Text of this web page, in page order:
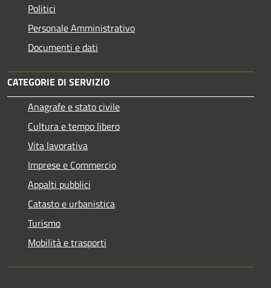
Politici
Personale Amministrativo
Documenti e dati
CATEGORIE DI SERVIZIO
Anagrafe e stato civile
Cultura e tempo libero
Vita lavorativa
Imprese e Commercio
Appalti pubblici
Catasto e urbanistica
Turismo
Mobilità e trasporti